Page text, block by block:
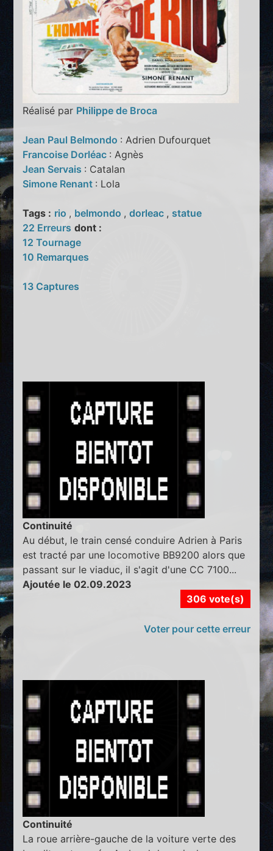
Réalisé par Philippe de Broca
Jean Paul Belmondo : Adrien Dufourquet
Francoise Dorléac : Agnès
Jean Servais : Catalan
Simone Renant : Lola
Tags : rio , belmondo ,dorleac , statue
22 Erreurs dont :
12 Tournage
10 Remarques
13 Captures
Continuité
Au début, le train censé conduire Adrien à Paris
est tracté par une locomotive BB9200 alors que
passant sur le viaduc, il s'agit d'une CC 7100...
Ajoutée le 02.09.2023
306 vote(s)
Voter pour cette erreur
Continuité
La roue arrière-gauche de la voiture verte des